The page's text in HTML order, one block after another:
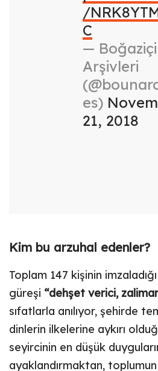
/
C
— Boğaziçi
Arşivleri
es)
21, 2018
Kim bu arzuhal edenler?
Toplam 147 kişinin
güreşi “dehşet verici,
sıfatlarla anılıyor, şehirde
dinlerin ilkelerine aykırı
seyircinin en düşük
ayaklandırmaktan,